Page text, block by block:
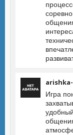
Игра